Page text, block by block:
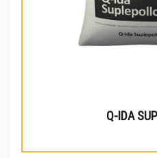
Q-IDA